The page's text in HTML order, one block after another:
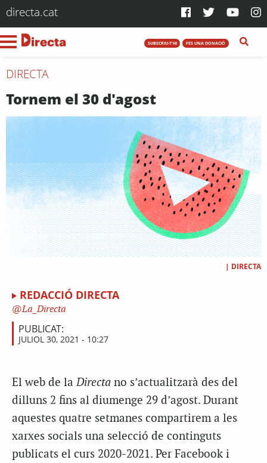
directa.cat
SUBSCRIU-T'HI FES UNA DONACIÓ
DIRECTA
Tornem el 30 d'agost
| DIRECTA
REDACCIÓ DIRECTA
La_Directa
PUBLICAT:
JULIOL 30, 2021 - 10:27
El web de laDirecta no s’actualitzarà des del
dilluns 2 fins al diumenge 29 d’agost. Durant
aquestes quatre setmanes compartirem a les
xarxes socials una selecció de continguts
publicats el curs 2020-2021. Per Facebook i